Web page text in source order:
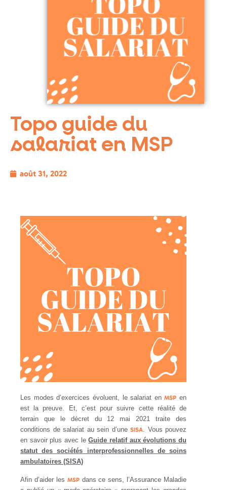
Topo guide du
salariat en MSP
août 31, 2022
Les modes d’exercices évoluent, le salariat enMSP en
est la preuve. Et, c’est pour suivre cette réalité de
terrain que le décret du 12 mai 2021 traite des
conditions de salariat au sein d’une SISA. Vous pouvez
en savoir plus avec leGuide relatif aux évolutions du
statut des sociétés interprofessionnelles de soins
ambulatoires (SISA)
Afin d’aider les MSPdans ce sens, l’Assurance Maladie